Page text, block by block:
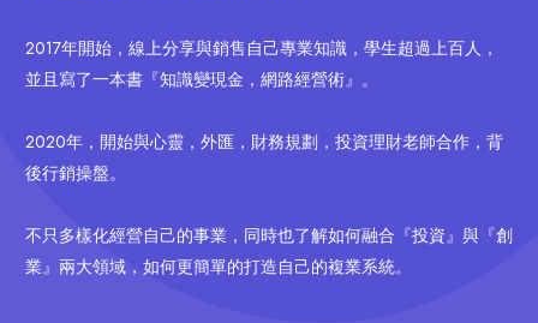
2017年開始，線上分享與銷售自己專業知識，學生超過上百人，
並且寫了一本書『知識變現金，網路經營術』。
2020年，開始與心靈，外匯，財務規劃，投資理財老師合作，背
後行銷操盤。
不只多樣化經營自己的事業，同時也了解如何融合『投資』與『創
業』兩大領域，如何更簡單的打造自己的複業系統。